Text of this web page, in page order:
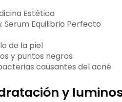
Estética
Serum Equilibrio Perfecto
de la piel
y puntos negros
causantes del acné
y